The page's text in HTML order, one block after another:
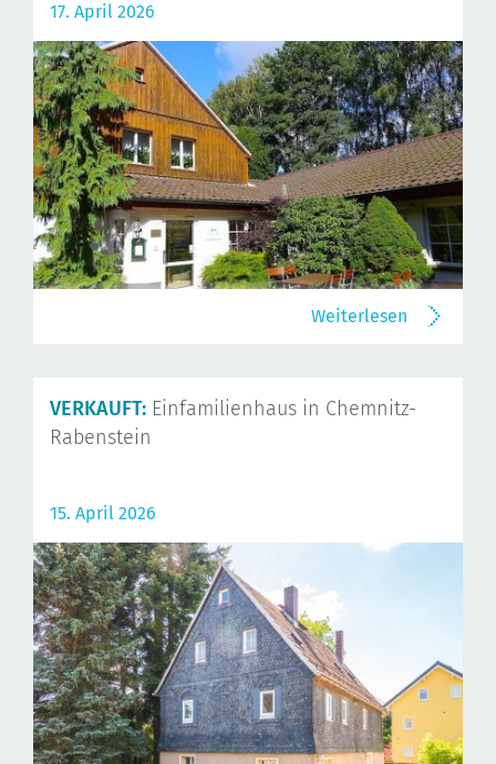
17. April 2026
Weiterlesen
VERKAUFT: Einfamilienhaus in Chemnitz-
Rabenstein
15. April 2026